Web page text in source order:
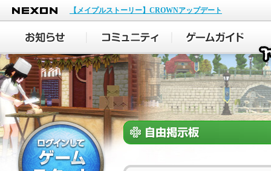
NEXON
【メイプルストーリー】CROWNアップデート